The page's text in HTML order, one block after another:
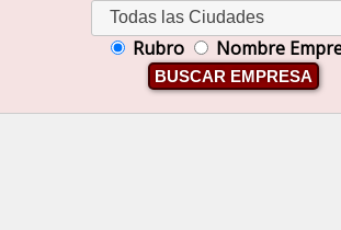
Todas las Ciudades
Rubro Nombre
BUSCAR EMPRESA